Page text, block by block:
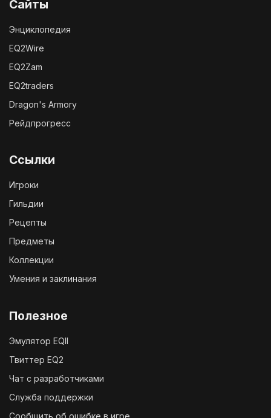
Сайты
Энциклопедия
EQ2Wire
EQ2Zam
EQ2traders
Dragon's Armory
Рейдпрогресс
Ссылки
Игроки
Гильдии
Рецепты
Предметы
Коллекции
Умения и заклинания
Полезное
Эмулятор EQII
Твиттер EQ2
Чат с разработчиками
Служба поддержки
Сообщить об ошибке в игре